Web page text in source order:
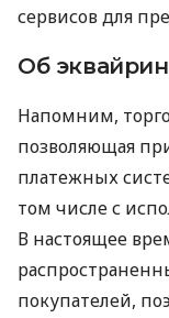
сервисов для
Об
Напомним,
позволяющая
платежных
том числе с
В настоящее
покупателей,